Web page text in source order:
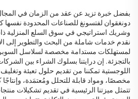
بفضل خبرة تزيد عن عقد من الزمان في
دونغقوان لفتسونغ للصناعات المحدودة
وشريك استراتيجي في سوق السلع المنزلية
نقدم خدمات شاملة من البحث والتطوير إلى
لمستهلكات مستدامة مخصصة لسلاسل
اللوجستية تمكننا من تقديم حلول تعبئة
مخصصًا، ومواد قابلة للتحلل ومُعتمَدة،
تتمثل ميزتنا الرئيسية في تقديم تشكيلات